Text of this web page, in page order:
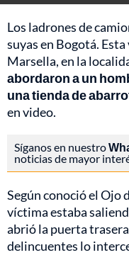
Los ladrones de
suyas en Bogotá.
Marsella, en la
abordaron a un
una tienda de
en video.
Síganos en nuestro
noticias de mayor
Según conoció el Ojo
víctima estaba
abrió la puerta
delincuentes lo